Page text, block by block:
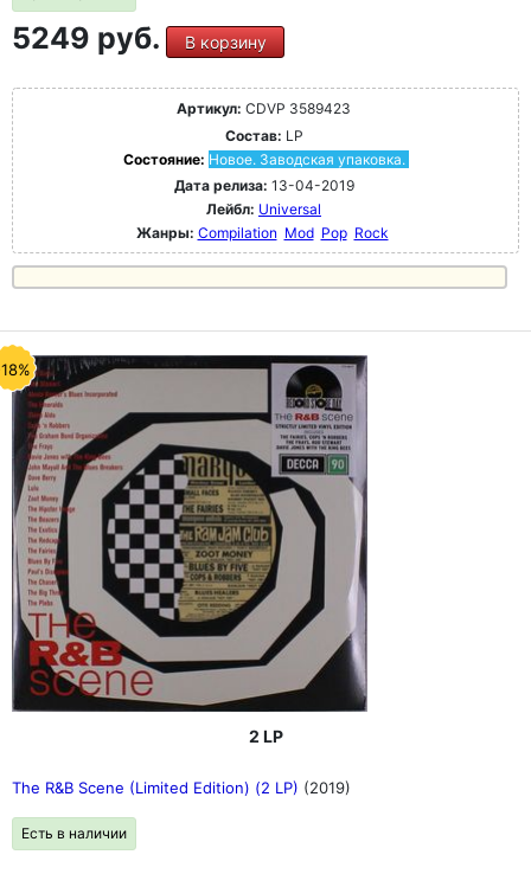
5249 руб. В корзину
Артикул: CDVP 3589423
Состав: LP
Состояние: Новое. Заводская упаковка.
Дата релиза: 13-04-2019
Лейбл: Universal
Жанры: Compilation Mod Pop Rock
2 LP
The R&B Scene (Limited Edition) (2 LP) (2019)
Есть в наличии